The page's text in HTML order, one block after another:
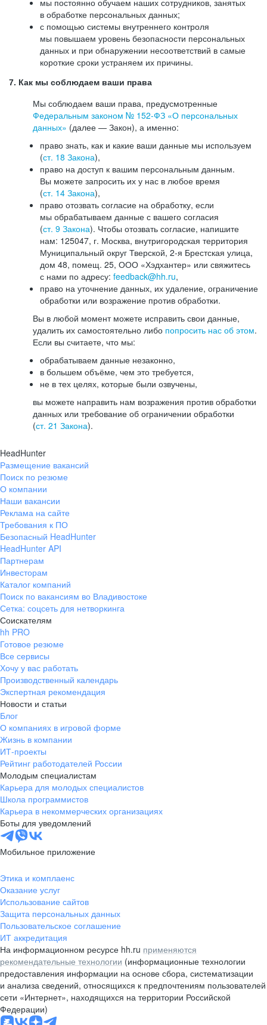
мы постоянно обучаем наших сотрудников, занятых
в обработке персональных данных;
с помощью системы внутреннего контроля
мы повышаем уровень безопасности персональных
данных и при обнаружении несоответствий в самые
короткие сроки устраняем их причины.
7. Как мы соблюдаем ваши права
Мы соблюдаем ваши права, предусмотренные
Федеральным законом № 152-ФЗ «О персональных
данных» (далее — Закон), а именно:
право знать, как и какие ваши данные мы используем
(ст. 18 Закона),
право на доступ к вашим персональным данным.
Вы можете запросить их у нас в любое время
(ст. 14 Закона),
право отозвать согласие на обработку, если
мы обрабатываем данные с вашего согласия
(ст. 9 Закона). Чтобы отозвать согласие, напишите
нам: 125047, г. Москва, внутригородская территория
Муниципальный округ Тверской, 2-я Брестская улица,
дом 48, помещ. 25, ООО «Хэдхантер» или свяжитесь
с нами по адресу: feedback@hh.ru,
право на уточнение данных, их удаление, ограничение
обработки или возражение против обработки.
Вы в любой момент можете исправить свои данные,
удалить их самостоятельно либо попросить нас об этом.
Если вы считаете, что мы:
обрабатываем данные незаконно,
в большем объёме, чем это требуется,
не в тех целях, которые были озвучены,
вы можете направить нам возражения против обработки
данных или требование об ограничении обработки
(ст. 21 Закона).
HeadHunter
Размещение вакансий
Поиск по резюме
О компании
Наши вакансии
Реклама на сайте
Требования к ПО
Безопасный HeadHunter
HeadHunter API
Партнерам
Инвесторам
Каталог компаний
Поиск по вакансиям во Владивостоке
Сетка: соцсеть для нетворкинга
Соискателям
hh PRO
Готовое резюме
Все сервисы
Хочу у вас работать
Производственный календарь
Экспертная рекомендация
Новости и статьи
Блог
О компаниях в игровой форме
Жизнь в компании
ИТ-проекты
Рейтинг работодателей России
Молодым специалистам
Карьера для молодых специалистов
Школа программистов
Карьера в некоммерческих организациях
Боты для уведомлений
Мобильное приложение
Этика и комплаенс
Оказание услуг
Использование сайтов
Защита персональных данных
Пользовательское соглашение
ИТ аккредитация
На информационном ресурсе hh.ru применяются
рекомендательные технологии (информационные технологии
предоставления информации на основе сбора, систематизации
и анализа сведений, относящихся к предпочтениям пользователей
сети «Интернет», находящихся на территории Российской
Федерации)